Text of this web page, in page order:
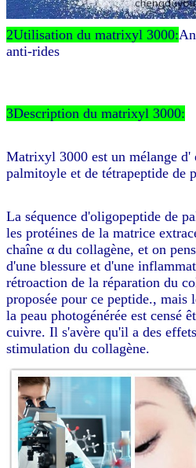
2Utilisation du matrixyl 3000:
anti-rides
3Description du matrixyl 3000:
Matrixyl 3000 est un mélange d'
palmitoyle et de tétrapeptide de
La séquence d'oligopeptide de
les protéines de la matrice
chaîne α du collagène, et on
d'une blessure et d'une
rétroaction de la réparation du
proposée pour ce peptide., mais
la peau photogénérée est censé
cuivre. Il s'avère qu'il a des
stimulation du collagène.